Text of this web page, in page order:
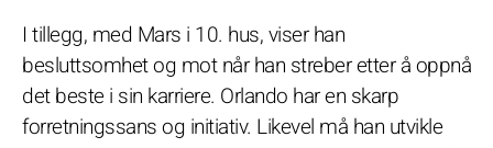
I tillegg, med Mars i 10. hus, viser han
besluttsomhet og mot når han streber etter å oppnå
det beste i sin karriere. Orlando har en skarp
forretningssans og initiativ. Likevel må han utvikle